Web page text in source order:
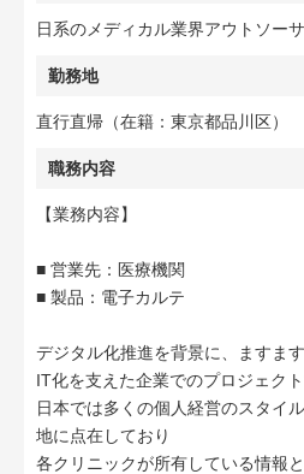
日系のメディカル業界アウトソー
勤務地
直行直帰（在籍：東京都品川区）
職務内容
【業務内容】
■ 営業先：医療機関
■ 製品：電子カルテ
デジタル化推進を背景に、ますま
IT化を支えた企業でのプロジェクト
日本では多くの個人経営のスタイ
地に点在しており
各クリニックが所有している情報